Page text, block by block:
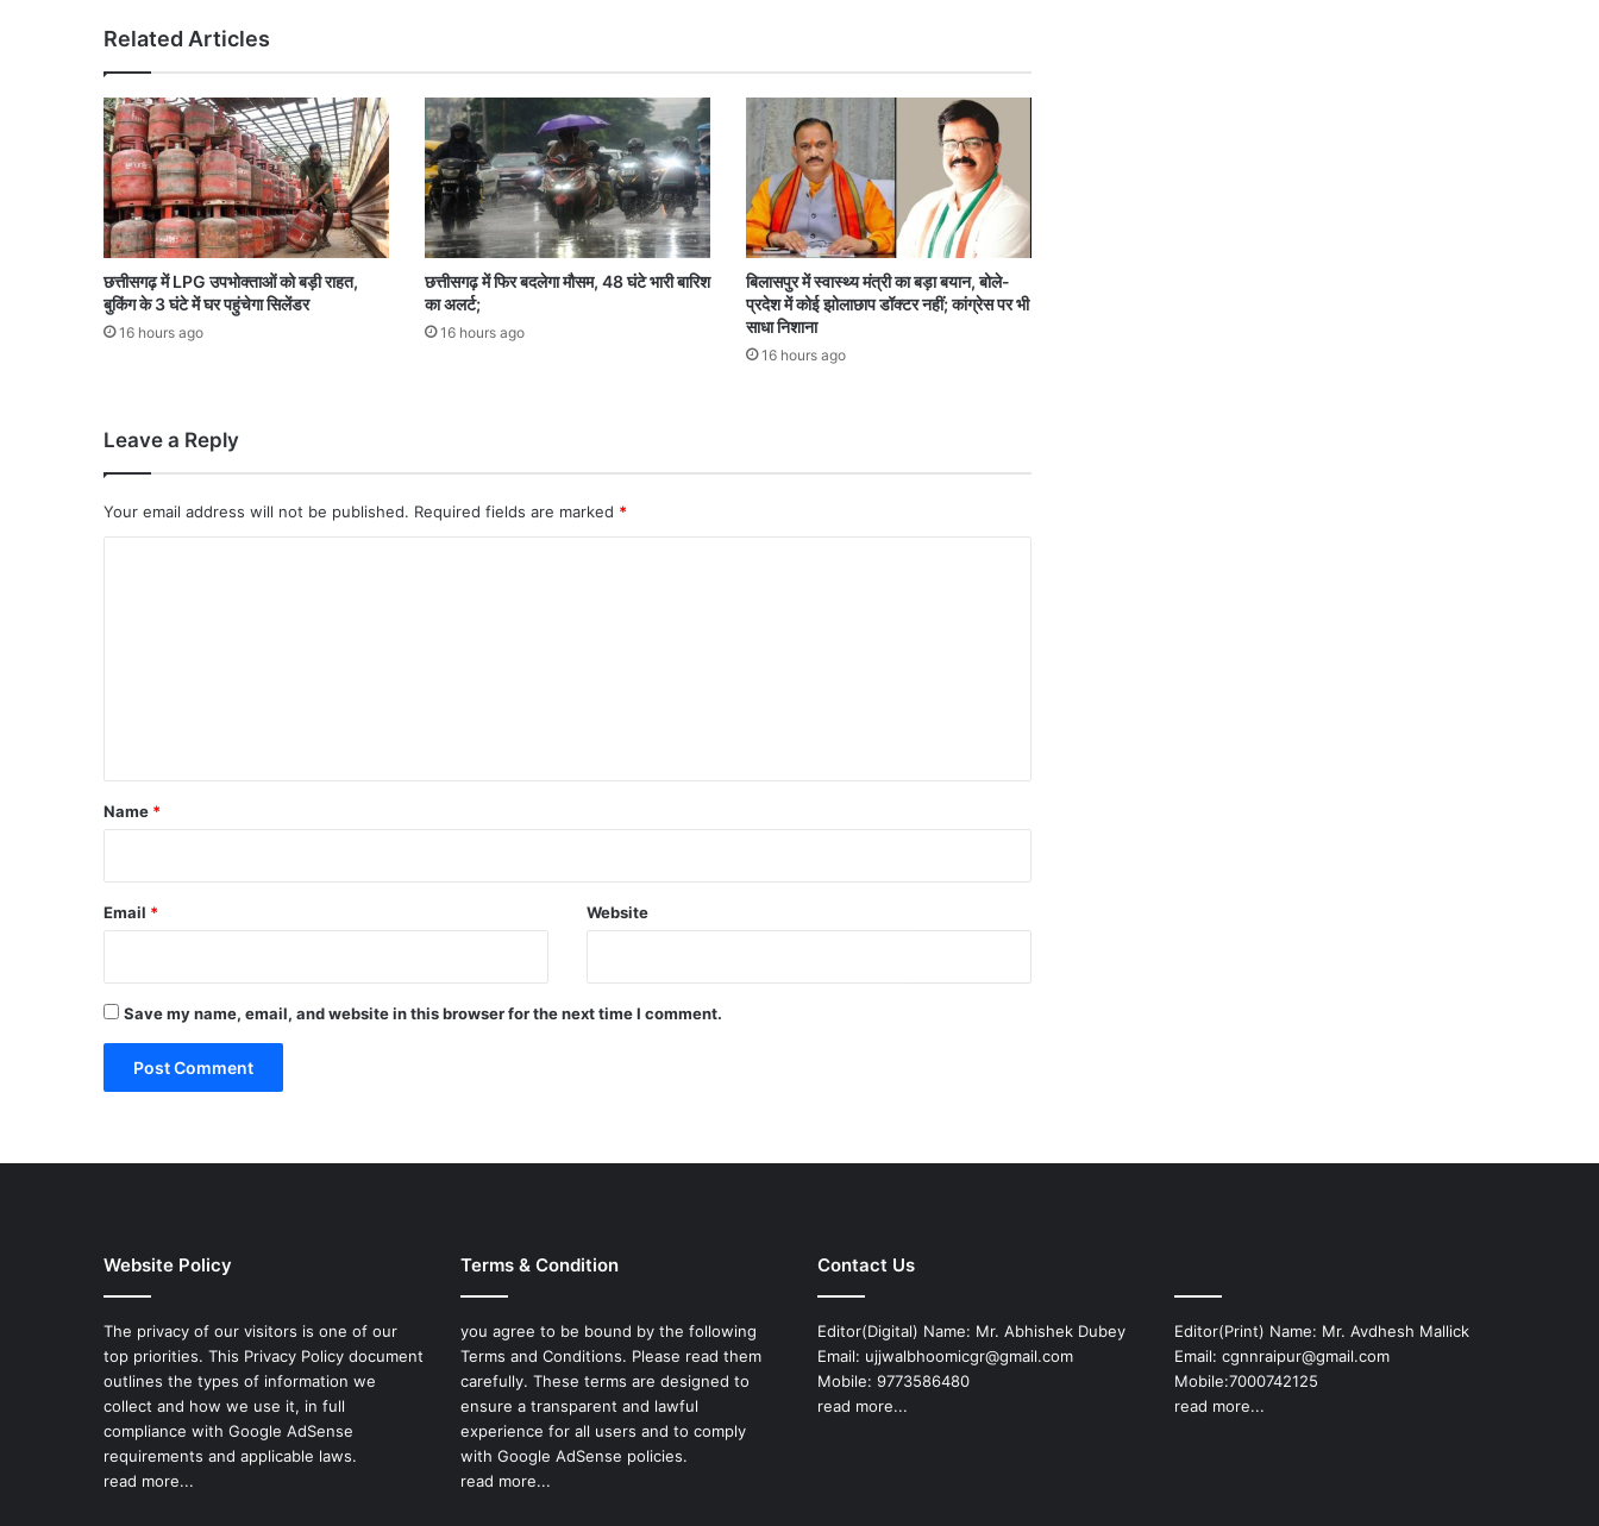
शा
दी
के
द
बा
व
से
प
रे
शा
न
प्रे
ती
की
त्या
की
मु
ह
र
,
3
2
न
ग
री
0
से
Related Articles
छत्तीसगढ़ में LPG उपभोक्ताओं को बड़ी राहत,
बुकिंग के 3 घंटे में घर पहुंचेगा सिलेंडर
16 hours ago
छत्तीसगढ़ में फिर बदलेगा मौसम, 48 घंटे भारी बारिश
का अलर्ट;
16 hours ago
बिलासपुर में स्वास्थ्य मंत्री का बड़ा बयान, बोले-
प्रदेश में कोई झोलाछाप डॉक्टर नहीं; कांग्रेस पर भी
साधा निशाना
16 hours ago
Leave a Reply
Your email address will not be published. Required fields are marked *
*
Name *
Email * Website
Save my name, email, and website in this browser for the next time I comment.
Website Policy
The privacy of our visitors is one of our
top priorities. This Privacy Policy document
outlines the types of information we
collect and how we use it, in full
compliance with Google AdSense
requirements and applicable laws.
read more...
Terms & Condition
you agree to be bound by the following
Terms and Conditions. Please read them
carefully. These terms are designed to
ensure a transparent and lawful
experience for all users and to comply
with Google AdSense policies.
read more...
Contact Us
Editor(Digital) Name: Mr. Abhishek Dubey
Email: ujjwalbhoomicgr@gmail.com
Mobile: 9773586480
read more...
Editor(Print) Name: Mr. Avdhesh Mallick
Email: cgnnraipur@gmail.com
Mobile:7000742125
read more...